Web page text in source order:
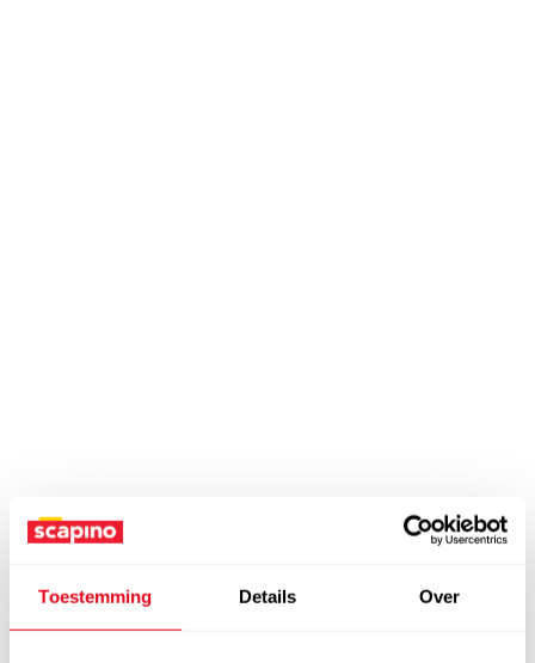
Toestemming Details Over